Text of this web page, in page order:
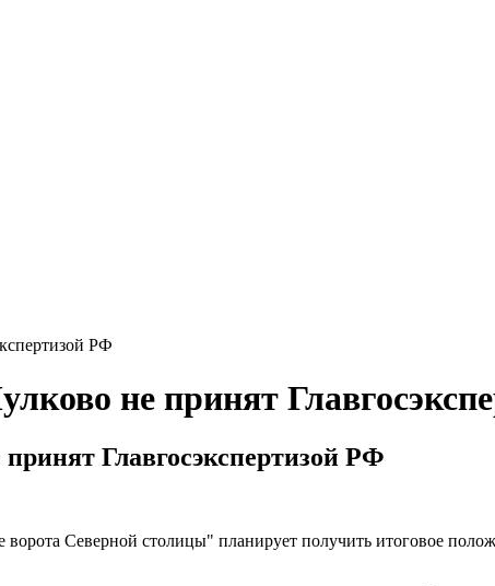
РФ
не принят
Главгосэкспертизой РФ
Северной столицы" планирует получить итоговое